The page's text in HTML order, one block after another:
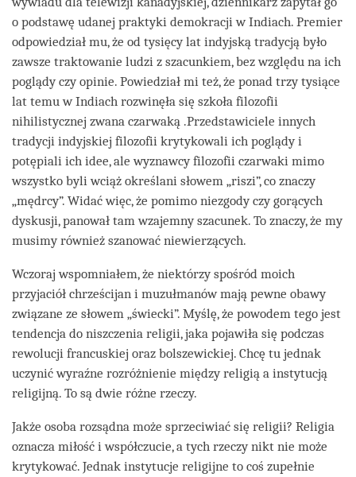
o podstawę udanej praktyki demokracji w Indiach. Premier
odpowiedział mu, że od tysięcy lat indyjską tradycją było
zawsze traktowanie ludzi z szacunkiem, bez względu na ich
poglądy czy opinie. Powiedział mi też, że ponad trzy tysiące
lat temu w Indiach rozwinęła się szkoła filozofii
nihilistycznej zwana czarwaką .Przedstawiciele innych
tradycji indyjskiej filozofii krytykowali ich poglądy i
potępiali ich idee, ale wyznawcy filozofii czarwaki mimo
wszystko byli wciąż określani słowem „riszi”, co znaczy
„mędrcy”. Widać więc, że pomimo niezgody czy gorących
dyskusji, panował tam wzajemny szacunek. To znaczy, że my
musimy również szanować niewierzących.
Wczoraj wspomniałem, że niektórzy spośród moich
przyjaciół chrześcijan i muzułmanów mają pewne obawy
związane ze słowem „świecki”. Myślę, że powodem tego jest
tendencja do niszczenia religii, jaka pojawiła się podczas
rewolucji francuskiej oraz bolszewickiej. Chcę tu jednak
uczynić wyraźne rozróżnienie między religią a instytucją
religijną. To są dwie różne rzeczy.
Jakże osoba rozsądna może sprzeciwiać się religii? Religia
oznacza miłość i współczucie, a tych rzeczy nikt nie może
krytykować. Jednak instytucje religijne to coś zupełnie